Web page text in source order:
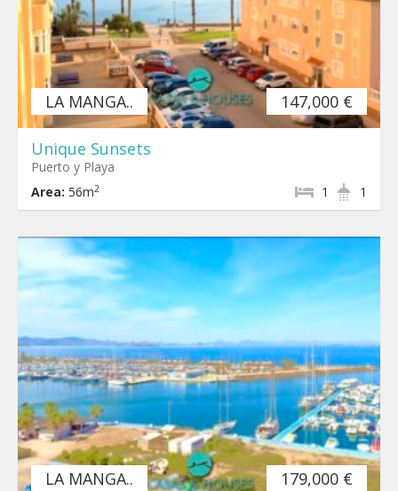
LA MANGA.. 147,000 €
Unique Sunsets
Puerto y Playa
Area: 56m2 1
1
LA MANGA.. 179,000 €